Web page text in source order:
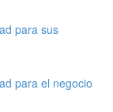
para sus
para el negocio